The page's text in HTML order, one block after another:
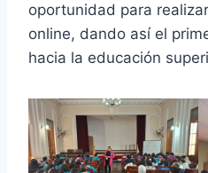
oportunidad para
online, dando así el
hacia la educación